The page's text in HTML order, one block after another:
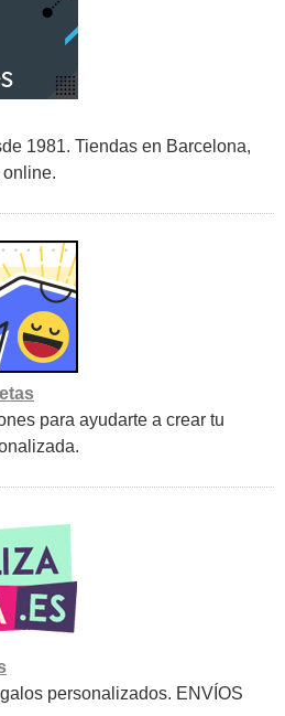
1981. Tiendas en Barcelona,
online.
para ayudarte a crear tu
personalizados. ENVÍOS